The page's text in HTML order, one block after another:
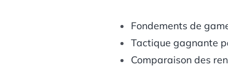
Fondements de
Tactique gagnante
Comparaison des